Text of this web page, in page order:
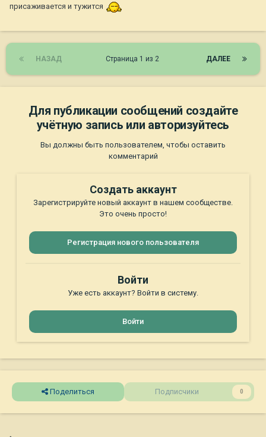
присаживается и тужится
НАЗАД ДАЛЕЕ
Страница 1 из 2
Для публикации сообщений создайте
учётную запись или авторизуйтесь
Вы должны быть пользователем, чтобы оставить
комментарий
Создать аккаунт
Зарегистрируйте новый аккаунт в нашем сообществе.
Это очень просто!
Регистрация нового пользователя
Войти
Уже есть аккаунт? Войти в систему.
Войти
Поделиться Подписчики 0